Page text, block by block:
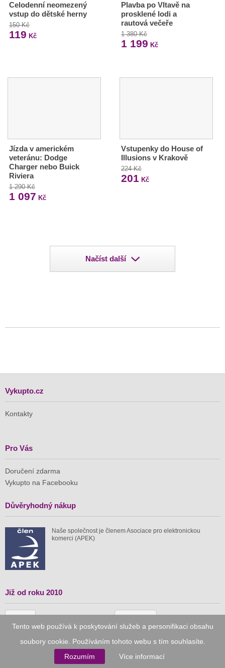
Tento web používá k poskytování služeb a personifikaci obsahu
soubory cookie. Používáním tohoto webu s tím souhlasíte.
Rozumím
Více informací
Celodenní neomezený
vstup do dětské herny
150 Kč
119 Kč
Plavba po Vltavě na
prosklené lodi a
rautová večeře
1 380 Kč
1 199 Kč
Jízda v americkém
veteránu: Dodge
Charger nebo Buick
Riviera
1 290 Kč
1 097 Kč
Vstupenky do House of
Illusions v Krakově
224 Kč
201 Kč
Načíst další
Vykupto.cz
Kontakty
Pro Vás
Doručení zdarma
Vykupto na Facebooku
Důvěryhodný nákup
Naše společnost je členem Asociace pro elektronickou
komerci (APEK)
Již od roku 2010
59 tis. 1 511 mil.
© 2010–2026Vykupto.cz